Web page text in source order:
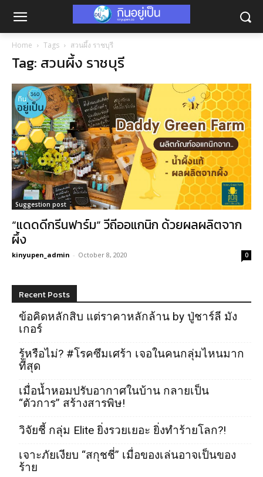
Home Tags สวนผึ้ง ราชบุรี
Tag: สวนผึ้ง ราชบุรี
Suggestion post
“แดดดีกรีนฟาร์ม” วีถีออแกนิก ด้วยผลผลิตจาก
ผึ้ง
kinyupen_admin - October 8, 2020 0
Recent Posts
ข้อคิดหลักสิบ แต่ราคาหลักล้าน by ปู่ชาร์ลี มัง
เกอร์
รู้หรือไม่? #โรคซึมเศร้า เจอในคนกลุ่มไหนมาก
ที่สุด
เมื่อน้ำหอมปรับอากาศในบ้าน กลายเป็น
“ตัวการ” สร้างสารพิษ!
วิจัยชี้ กลุ่ม Elite ยิ่งรวยเยอะ ยิ่งทำร้ายโลก?!
เจาะภัยเงียบ “สกุชชี่” เมื่อของเล่นอาจเป็นของ
ร้าย